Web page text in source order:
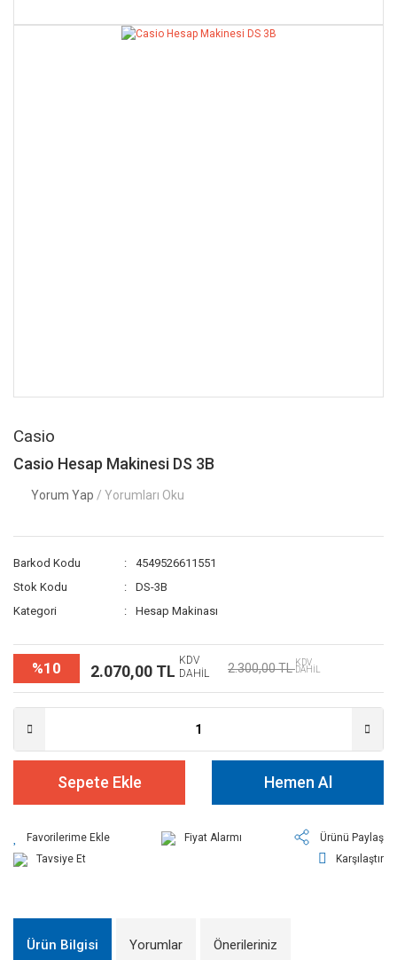
Casio
Casio Hesap Makinesi DS 3B
Yorum Yap / Yorumları Oku
Barkod Kodu
4549526611551
Stok Kodu
DS-3B
Kategori
Hesap Makinası
%10 2.070,00 TL
KDV
DAHİL
2.300,00 TLKDV
DAHİL
Sepete Ekle Hemen Al
Fiyat Alarmı
Ürünü Paylaş
Tavsiye Et
Karşılaştır
Ürün Bilgisi Yorumlar Önerileriniz